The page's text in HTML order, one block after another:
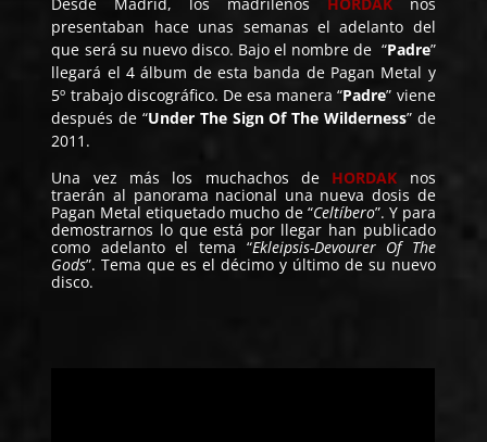
presentaban hace unas semanas el adelanto del
que será su nuevo disco. Bajo el nombre de “Padre”
llegará el 4 álbum de esta banda de Pagan Metal y
5º trabajo discográfico. De esa manera “Padre” viene
después de “Under The Sign Of The Wilderness” de
2011.
Una vez más los muchachos de HORDAK nos
traerán al panorama nacional una nueva dosis de
Pagan Metal etiquetado mucho de “Celtíbero”. Y para
demostrarnos lo que está por llegar han publicado
como adelanto el tema “Ekleipsis-Devourer Of The
Gods”. Tema que es el décimo y último de su nuevo
disco.